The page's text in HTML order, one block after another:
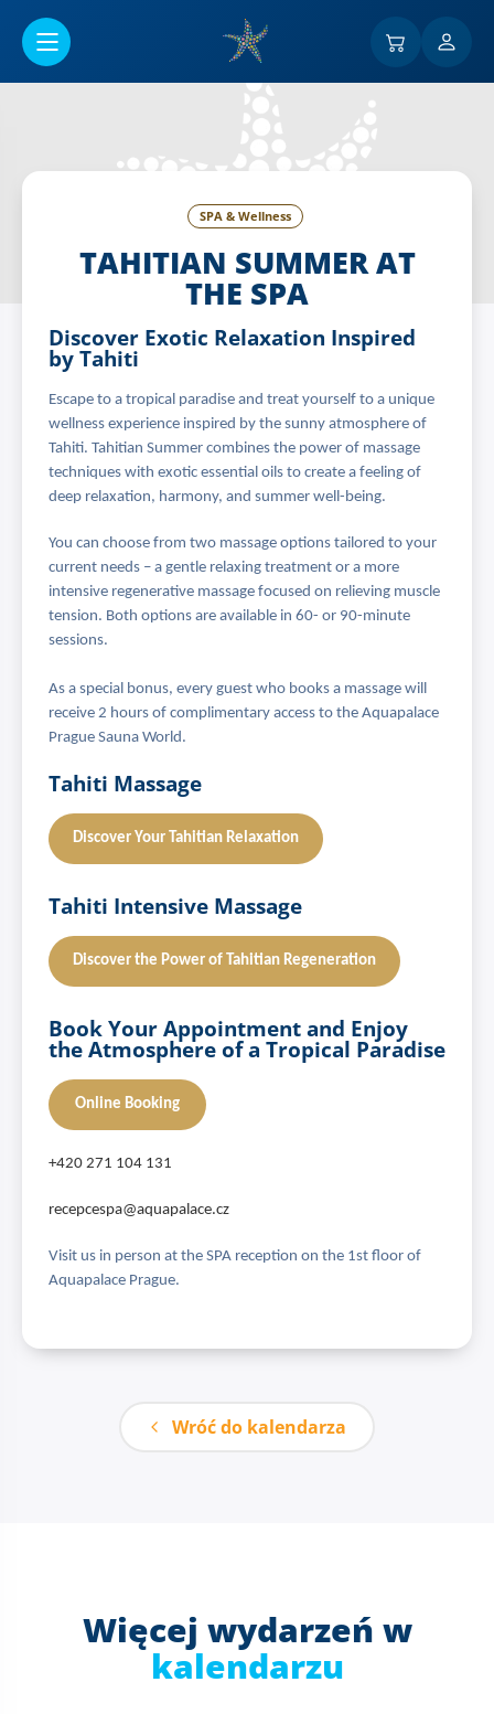
SPA & Wellness
TAHITIAN SUMMER AT
THE SPA
Discover Exotic Relaxation Inspired
by Tahiti
Escape to a tropical paradise and treat yourself to a unique
wellness experience inspired by the sunny atmosphere of
Tahiti. Tahitian Summer combines the power of massage
techniques with exotic essential oils to create a feeling of
deep relaxation, harmony, and summer well-being.
You can choose from two massage options tailored to your
current needs – a gentle relaxing treatment or a more
intensive regenerative massage focused on relieving muscle
tension. Both options are available in 60- or 90-minute
sessions.
As a special bonus, every guest who books a massage will
receive 2 hours of complimentary access to the Aquapalace
Prague Sauna World.
Tahiti Massage
Discover Your Tahitian Relaxation
Tahiti Intensive Massage
Discover the Power of Tahitian Regeneration
Book Your Appointment and Enjoy
the Atmosphere of a Tropical Paradise
Online Booking
+420 271 104 131
recepcespa@aquapalace.cz
Visit us in person at the SPA reception on the 1st floor of
Aquapalace Prague.
Wróć do kalendarza
Więcej wydarzeń w
kalendarzu